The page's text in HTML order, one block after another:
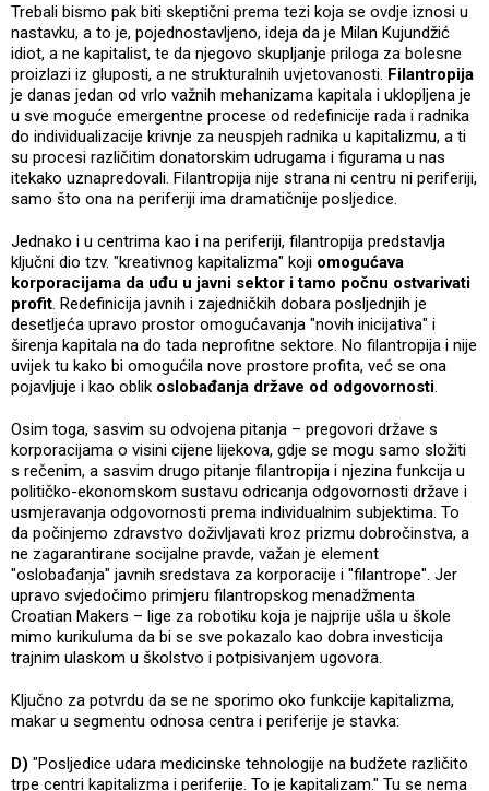
Trebali bismo pak biti skeptični prema tezi koja se ovdje iznosi u
nastavku, a to je, pojednostavljeno, ideja da je Milan Kujundžić
idiot, a ne kapitalist, te da njegovo skupljanje priloga za bolesne
proizlazi iz gluposti, a ne strukturalnih uvjetovanosti. Filantropija
je danas jedan od vrlo važnih mehanizama kapitala i uklopljena je
u sve moguće emergentne procese od redefinicije rada i radnika
do individualizacije krivnje za neuspjeh radnika u kapitalizmu, a ti
su procesi različitim donatorskim udrugama i figurama u nas
itekako uznapredovali. Filantropija nije strana ni centru ni periferiji,
samo što ona na periferiji ima dramatičnije posljedice.
Jednako i u centrima kao i na periferiji, filantropija predstavlja
ključni dio tzv. "kreativnog kapitalizma" koji omogućava
korporacijama da uđu u javni sektor i tamo počnu ostvarivati
profit. Redefinicija javnih i zajedničkih dobara posljednjih je
desetljeća upravo prostor omogućavanja "novih inicijativa" i
širenja kapitala na do tada neprofitne sektore. No filantropija i nije
uvijek tu kako bi omogućila nove prostore profita, već se ona
pojavljuje i kao oblik oslobađanja države od odgovornosti.
Osim toga, sasvim su odvojena pitanja – pregovori države s
korporacijama o visini cijene lijekova, gdje se mogu samo složiti
s rečenim, a sasvim drugo pitanje filantropija i njezina funkcija u
političko-ekonomskom sustavu odricanja odgovornosti države i
usmjeravanja odgovornosti prema individualnim subjektima. To
da počinjemo zdravstvo doživljavati kroz prizmu dobročinstva, a
ne zagarantirane socijalne pravde, važan je element
"oslobađanja" javnih sredstava za korporacije i "filantrope". Jer
upravo svjedočimo primjeru filantropskog menadžmenta
Croatian Makers – lige za robotiku koja je najprije ušla u škole
mimo kurikuluma da bi se sve pokazalo kao dobra investicija
trajnim ulaskom u školstvo i potpisivanjem ugovora.
Ključno za potvrdu da se ne sporimo oko funkcije kapitalizma,
makar u segmentu odnosa centra i periferije je stavka:
D) "Posljedice udara medicinske tehnologije na budžete različito
trpe centri kapitalizma i periferije. To je kapitalizam." Tu se nema